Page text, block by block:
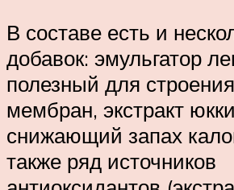
В составе есть и
добавок: эмульгатор
полезный для
мембран, экстракт
снижающий запах
также ряд источников